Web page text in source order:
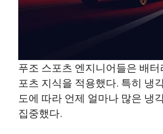
푸조 스포츠 엔지니어들은 배
포츠 지식을 적용했다. 특히 냉
도에 따라 언제 얼마나 많은 냉
집중했다.